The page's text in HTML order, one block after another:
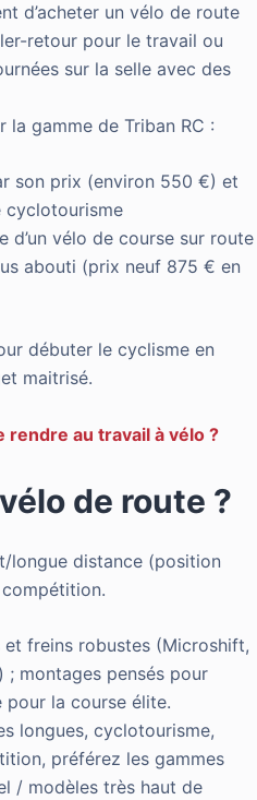
d’acheter un vélo de route
retour pour le travail ou
sur la selle avec des
la gamme de Triban RC :
son prix (environ 550 €) et
d’un vélo de course sur route
abouti (prix neuf 875 € en
débuter le cyclisme en
maitrisé.
rendre au travail à vélo ?
de route ?
longue distance (position
freins robustes (Microshift,
; montages pensés pour
la course élite.
longues, cyclotourisme,
préférez les gammes
/ modèles très haut de